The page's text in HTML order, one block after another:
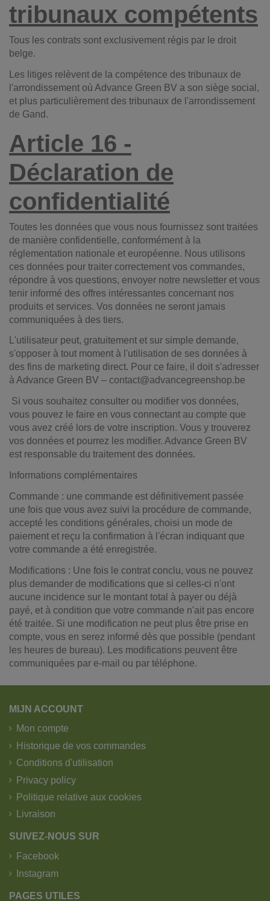
tribunaux compétents
Tous les contrats sont exclusivement régis par le droit
belge.
Les litiges relèvent de la compétence des tribunaux de
l'arrondissement où Advance Green BV a son siège social,
et plus particulièrement des tribunaux de l'arrondissement
de Gand.
Article 16 -
Déclaration de
confidentialité
Toutes les données que vous nous fournissez sont traitées
de manière confidentielle, conformément à la
réglementation nationale et européenne. Nous utilisons
ces données pour traiter correctement vos commandes,
répondre à vos questions, envoyer notre newsletter et vous
tenir informé des offres intéressantes concernant nos
produits et services. Vos données ne seront jamais
communiquées à des tiers.
L'utilisateur peut, gratuitement et sur simple demande,
s'opposer à tout moment à l'utilisation de ses données à
des fins de marketing direct. Pour ce faire, il doit s'adresser
à Advance Green BV – contact@advancegreenshop.be
Si vous souhaitez consulter ou modifier vos données,
vous pouvez le faire en vous connectant au compte que
vous avez créé lors de votre inscription. Vous y trouverez
vos données et pourrez les modifier. Advance Green BV
est responsable du traitement des données.
Informations complémentaires
Commande : une commande est définitivement passée
une fois que vous avez suivi la procédure de commande,
accepté les conditions générales, choisi un mode de
paiement et reçu la confirmation à l'écran indiquant que
votre commande a été enregistrée.
Modifications : Une fois le contrat conclu, vous ne pouvez
plus demander de modifications que si celles-ci n'ont
aucune incidence sur le montant total à payer ou déjà
payé, et à condition que votre commande n'ait pas encore
été traitée. Si une modification ne peut plus être prise en
compte, vous en serez informé dès que possible (pendant
les heures de bureau). Les modifications peuvent être
communiquées par e-mail ou par téléphone.
MIJN ACCOUNT
Mon compte
Historique de vos commandes
Conditions d'utilisation
Privacy policy
Politique relative aux cookies
Livraison
SUIVEZ-NOUS SUR
Facebook
Instagram
PAGES UTILES